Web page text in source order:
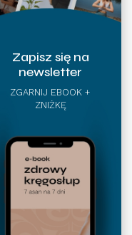
Zapisz się na
newsletter
ZGARNIJ EBOOK +
ZNIŻKĘ